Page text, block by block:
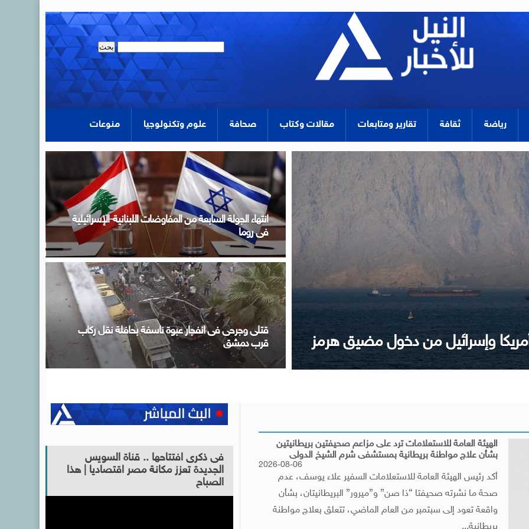
رياضة ثقافة تقارير ومتابعات مقالات وكتاب صحافة علوم وتكنولوجيا منوعات
بن عيسى ويجدد موقف مصر الداعم
مدبولى خلال اجتماع الحكومة: لدينا مخزون سلعى يكفي
لتلبية احتياجات الاستهلاك المحلي لفترات آمنة تصل فى
بعض السلع إلى عام كامل
مصر ودول عربية وإسلامية يدينون الانتهاكات الإسرائيلية
المتواصلة فى قطاع غزة
الهيئة العامة للاستعلامات ترد على مزاعم صحيفتين بريطانيتين
بشأن علاج مواطنة بريطانية بمستشفى شرم الشيخ الدولى
2026-08-06
أكد رئيس الهيئة العامة للاستعلامات السفير علاء يوسف، عدم
صحة ما نشرته صحيفتا “ذا صن” و”ميرور” البريطانيتان، بشأن
واقعة تعود إلى سبتمبر من العام الماضي، تتعلق بعلاج مواطنة
بريطانية...
فى ذكرى افتتاحها .. قناة السويس
الجديدة تعزز مكانة مصر اقتصاديا | هذا
الصباح